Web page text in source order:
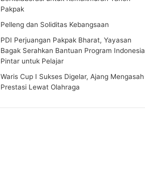
Pakpak
Pelleng dan Soliditas Kebangsaan
PDI Perjuangan Pakpak Bharat, Yayasan
Bagak Serahkan Bantuan Program Indonesia
Pintar untuk Pelajar
Waris Cup I Sukses Digelar, Ajang Mengasah
Prestasi Lewat Olahraga